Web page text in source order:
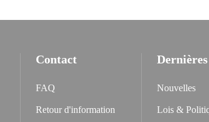
Contact
FAQ
Retour d'information
Nouvelles
Lois &